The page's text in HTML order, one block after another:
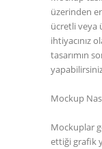
üzerinden
ücretli veya
ihtiyacınız
tasarımın
Mockup
Mockuplar
ettiği grafik